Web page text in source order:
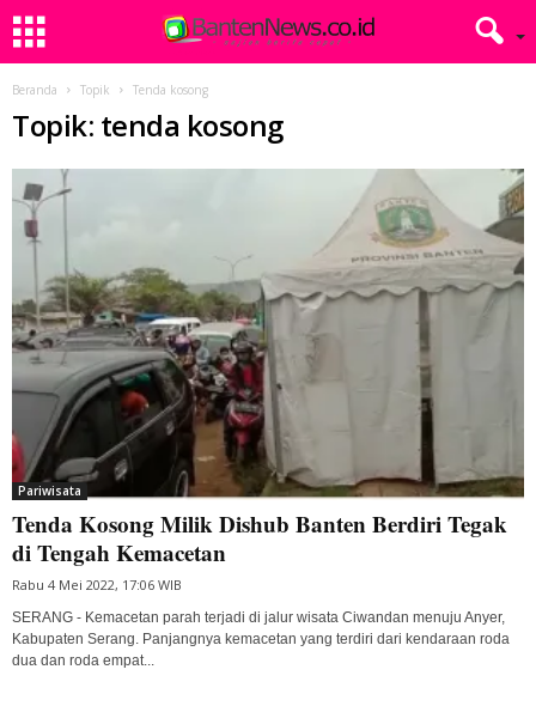
Beranda Topik Tenda kosong
Topik: tenda kosong
Pariwisata
Tenda Kosong Milik Dishub Banten Berdiri Tegak
di Tengah Kemacetan
Rabu 4 Mei 2022, 17:06 WIB
SERANG - Kemacetan parah terjadi di jalur wisata Ciwandan menuju Anyer,
Kabupaten Serang. Panjangnya kemacetan yang terdiri dari kendaraan roda
dua dan roda empat...